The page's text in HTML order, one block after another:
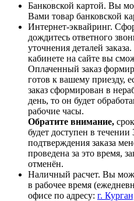
Банковской картой. Вы
Вами товар банковской
Интернет-эквайринг.
дождитесь ответного
уточнения деталей
кабинете на сайте вы
Оплаченный заказ
готов к вашему приезду,
заказ сформирован в
день, то он будет
рабочие часы.
Обратите внимание,
будет доступен в течении
подтверждения заказа
проведена за это время,
отменён.
Наличный расчет. Вы
в рабочее время
офисе по адресу: г.